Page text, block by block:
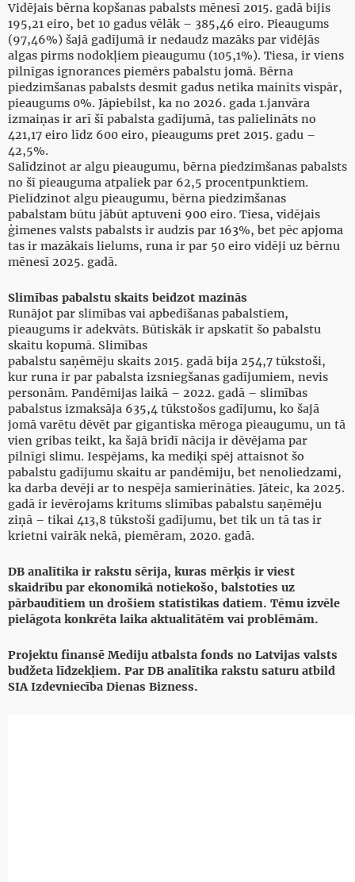
Vidējais bērna kopšanas pabalsts mēnesī 2015. gadā bijis
195,21 eiro, bet 10 gadus vēlāk – 385,46 eiro. Pieaugums
(97,46%) šajā gadījumā ir nedaudz mazāks par vidējās
algas pirms nodokļiem pieaugumu (105,1%). Tiesa, ir viens
pilnīgas ignorances piemērs pabalstu jomā. Bērna
piedzimšanas pabalsts desmit gadus netika mainīts vispār,
pieaugums 0%. Jāpiebilst, ka no 2026. gada 1.janvāra
izmaiņas ir arī šī pabalsta gadījumā, tas palielināts no
421,17 eiro līdz 600 eiro, pieaugums pret 2015. gadu –
42,5%.
Salīdzinot ar algu pieaugumu, bērna piedzimšanas pabalsts
no šī pieauguma atpaliek par 62,5 procentpunktiem.
Pielīdzinot algu pieaugumu, bērna piedzimšanas
pabalstam būtu jābūt aptuveni 900 eiro. Tiesa, vidējais
ģimenes valsts pabalsts ir audzis par 163%, bet pēc apjoma
tas ir mazākais lielums, runa ir par 50 eiro vidēji uz bērnu
mēnesī 2025. gadā.
Slimības pabalstu skaits beidzot mazinās
Runājot par slimības vai apbedīšanas pabalstiem,
pieaugums ir adekvāts. Būtiskāk ir apskatīt šo pabalstu
skaitu kopumā. Slimības
pabalstu saņēmēju skaits 2015. gadā bija 254,7 tūkstoši,
kur runa ir par pabalsta izsniegšanas gadījumiem, nevis
personām. Pandēmijas laikā – 2022. gadā – slimības
pabalstus izmaksāja 635,4 tūkstošos gadījumu, ko šajā
jomā varētu dēvēt par gigantiska mēroga pieaugumu, un tā
vien gribas teikt, ka šajā brīdī nācija ir dēvējama par
pilnīgi slimu. Iespējams, ka mediķi spēj attaisnot šo
pabalstu gadījumu skaitu ar pandēmiju, bet nenoliedzami,
ka darba devēji ar to nespēja samierināties. Jāteic, ka 2025.
gadā ir ievērojams kritums slimības pabalstu saņēmēju
ziņā – tikai 413,8 tūkstoši gadījumu, bet tik un tā tas ir
krietni vairāk nekā, piemēram, 2020. gadā.
DB analītika ir rakstu sērija, kuras mērķis ir viest
skaidrību par ekonomikā notiekošo, balstoties uz
pārbaudītiem un drošiem statistikas datiem. Tēmu izvēle
pielāgota konkrēta laika aktualitātēm vai problēmām.
Projektu finansē Mediju atbalsta fonds no Latvijas valsts
budžeta līdzekļiem. Par DB analītika rakstu saturu atbild
SIA Izdevniecība Dienas Bizness.